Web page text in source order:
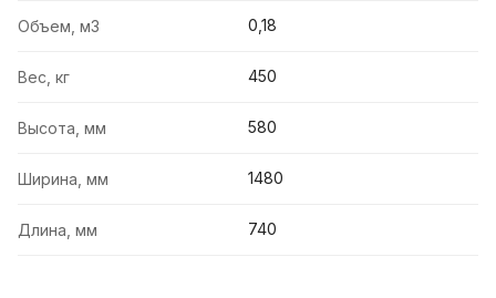
Объем, м3 0,18
Вес, кг 450
Высота, мм 580
Ширина, мм 1480
Длина, мм 740